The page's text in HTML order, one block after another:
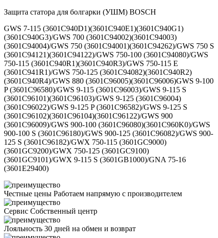
Защита статора для болгарки (УШМ) BOSCH
GWS 7-115 (3601C940D1)(3601C940E1)(3601C940G1)
(3601C940G3)/GWS 700 (3601C94002)(3601C94003)
(3601C94004)/GWS 750 (3601C94001)(3601C94262)/GWS 750 S
(3601C94121)(3601C94122)/GWS 750-100 (3601C94080)/GWS
750-115 (3601C940R1)(3601C940R3)/GWS 750-115 E
(3601C941R1)/GWS 750-125 (3601C94082)(3601C940R2)
(3601C940R4)/GWS 880 (3601C96005)(3601C96006)GWS 9-100
P (3601C96580)/GWS 9-115 (3601C96003)/GWS 9-115 S
(3601C96101)(3601C96103)/GWS 9-125 (3601C96004)
(3601C96022)/GWS 9-125 P (3601C96582)/GWS 9-125 S
(3601C96102)(3601C96104)(3601C96122)/GWS 900
(3601C96009)/GWS 900-100 (3601C96080)(3601C960K0)/GWS
900-100 S (3601C96180)/GWS 900-125 (3601C96082)/GWS 900-
125 S (3601C96182)/GWX 750-115 (3601GC9000)
(3601GC9200)/GWX 750-125 (3601GC9100)
(3601GC9101)/GWX 9-115 S (3601GB1000)/GNA 75-16
(3601E29400)
Честные цены Работаем напрямую с производителем
Сервис Собственный центр
Лояльность 30 дней на обмен и возврат